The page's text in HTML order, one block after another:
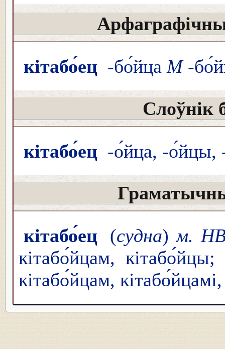
кітабо́ец -бо́йца М-
Слоўнік
кітабо́ец -о́йца, -о́йцы,
кітабо́ец (судна)м.
кітабо́йцам,
кітабо́йцам,